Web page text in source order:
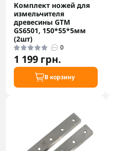
Комплект ножей для
измельчителя
древесины GTM
GS6501, 150*55*5мм
(2шт)
0
1 199 грн.
В корзину